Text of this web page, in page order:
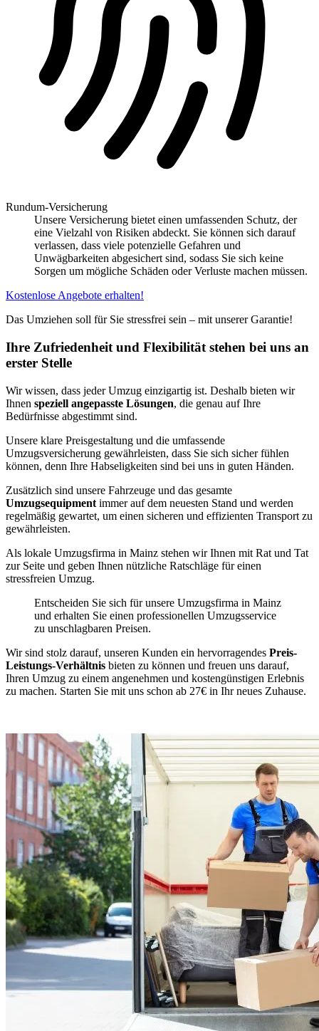
Rundum-Versicherung
Unsere Versicherung bietet einen umfassenden Schutz, der
eine Vielzahl von Risiken abdeckt. Sie können sich darauf
verlassen, dass viele potenzielle Gefahren und
Unwägbarkeiten abgesichert sind, sodass Sie sich keine
Sorgen um mögliche Schäden oder Verluste machen müssen.
Kostenlose Angebote erhalten!
Das Umziehen soll für Sie stressfrei sein – mit unserer Garantie!
Ihre Zufriedenheit und Flexibilität stehen bei uns an
erster Stelle
Wir wissen, dass jeder Umzug einzigartig ist. Deshalb bieten wir
Ihnen speziell angepasste Lösungen, die genau auf Ihre
Bedürfnisse abgestimmt sind.
Unsere klare Preisgestaltung und die umfassende
Umzugsversicherung gewährleisten, dass Sie sich sicher fühlen
können, denn Ihre Habseligkeiten sind bei uns in guten Händen.
Zusätzlich sind unsere Fahrzeuge und das gesamte
Umzugsequipment immer auf dem neuesten Stand und werden
regelmäßig gewartet, um einen sicheren und effizienten Transport zu
gewährleisten.
Als lokale Umzugsfirma in Mainz stehen wir Ihnen mit Rat und Tat
zur Seite und geben Ihnen nützliche Ratschläge für einen
stressfreien Umzug.
Entscheiden Sie sich für unsere Umzugsfirma in Mainz
und erhalten Sie einen professionellen Umzugsservice
zu unschlagbaren Preisen.
Wir sind stolz darauf, unseren Kunden ein hervorragendes Preis-
Leistungs-Verhältnis bieten zu können und freuen uns darauf,
Ihren Umzug zu einem angenehmen und kostengünstigen Erlebnis
zu machen. Starten Sie mit uns schon ab 27€ in Ihr neues Zuhause.